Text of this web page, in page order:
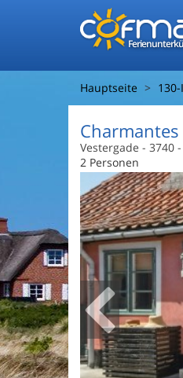
Hauptseite
Vestergade - 3740
2 Personen